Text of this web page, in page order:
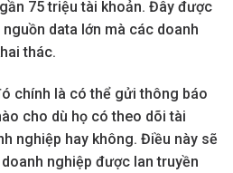
75 triệu tài khoản. Đây được
data lớn mà các doanh
thác.
chính là có thể gửi thông báo
cho dù họ có theo dõi tài
nghiệp hay không. Điều này sẽ
nghiệp được lan truyền